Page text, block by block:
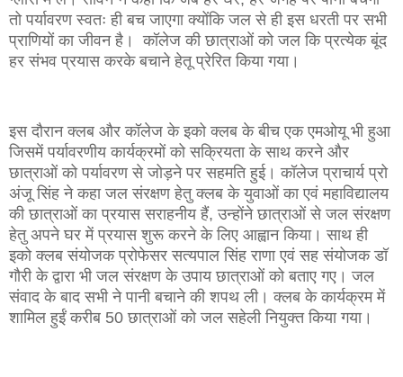
तो पर्यावरण स्वतः ही बच जाएगा क्योंकि जल से ही इस धरती पर सभी
प्राणियों का जीवन है। कॉलेज की छात्राओं को जल कि प्रत्येक बूंद
हर संभव प्रयास करके बचाने हेतू प्रेरित किया गया।
इस दौरान क्लब और कॉलेज के इको क्लब के बीच एक एमओयू भी हुआ
जिसमें पर्यावरणीय कार्यक्रमों को सक्रियता के साथ करने और
छात्राओं को पर्यावरण से जोड़ने पर सहमति हुई। कॉलेज प्राचार्य प्रो
अंजू सिंह ने कहा जल संरक्षण हेतु क्लब के युवाओं का एवं महाविद्यालय
की छात्राओं का प्रयास सराहनीय हैं, उन्होंने छात्राओं से जल संरक्षण
हेतु अपने घर में प्रयास शुरू करने के लिए आह्वान किया। साथ ही
इको क्लब संयोजक प्रोफेसर सत्यपाल सिंह राणा एवं सह संयोजक डॉ
गौरी के द्वारा भी जल संरक्षण के उपाय छात्राओं को बताए गए। जल
संवाद के बाद सभी ने पानी बचाने की शपथ ली। क्लब के कार्यक्रम में
शामिल हुईं करीब 50 छात्राओं को जल सहेली नियुक्त किया गया।